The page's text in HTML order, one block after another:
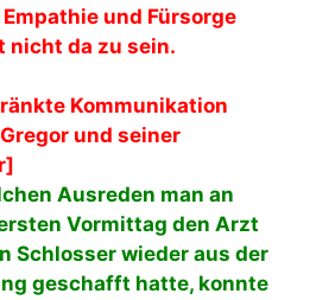
und Fürsorge
nicht da zu sein.
Kommunikation
und seiner
Ausreden man an
Vormittag den Arzt
Schlosser wieder aus der
geschafft hatte, konnte